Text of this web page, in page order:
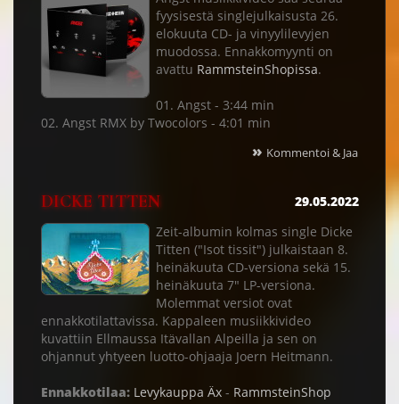
fyysisestä singlejulkaisusta 26.
elokuuta CD- ja vinyylilevyjen
muodossa. Ennakkomyynti on
avattu RammsteinShopissa.
01. Angst - 3:44 min
02. Angst RMX by Twocolors - 4:01 min
» Kommentoi & Jaa
DICKE TITTEN
29.05.2022
Zeit-albumin kolmas single Dicke
Titten ("Isot tissit") julkaistaan 8.
heinäkuuta CD-versiona sekä 15.
heinäkuuta 7" LP-versiona.
Molemmat versiot ovat
ennakkotilattavissa. Kappaleen musiikkivideo
kuvattiin Ellmaussa Itävallan Alpeilla ja sen on
ohjannut yhtyeen luotto-ohjaaja Joern Heitmann.
Ennakkotilaa: Levykauppa Äx - RammsteinShop